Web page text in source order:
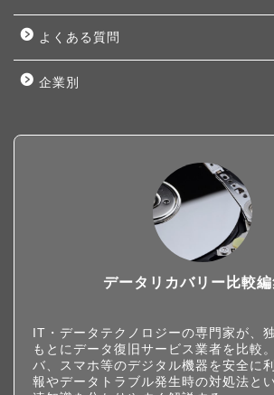
よくある質問
企業別
データリカバリー比較
IT・データテクノロジーの専門家が、
もとにデータ復旧サービス業者を比較
バ、スマホ等のデジタル機器を安全に
報やデータトラブル発生時の対処法と